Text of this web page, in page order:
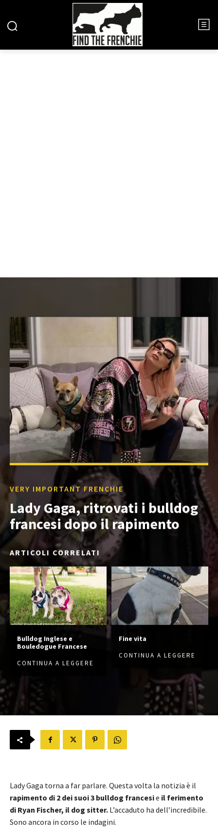
VERY IMPORTANT FRENCHIE
Lady Gaga, ritrovati i bulldog
francesi dopo il rapimento
ARTICOLI CORRELATI
Bulldog Inglese e
Bouledogue Francese
CONTINUA A LEGGERE
Fine vita
CONTINUA A LEGGERE
Lady Gaga torna a far parlare. Questa volta la notizia è il
rapimento di 2 dei suoi 3 bulldog francesie il ferimento
di Ryan Fischer, il dog sitter. L’accaduto ha dell’incredibile.
Sono ancora in corso le indagini.